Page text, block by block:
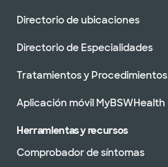
Directorio de ubicaciones
Directorio de Especialidades
Tratamientos y Procedimientos
Aplicación móvil MyBSWHealth
Herramientas y recursos
Comprobador de síntomas